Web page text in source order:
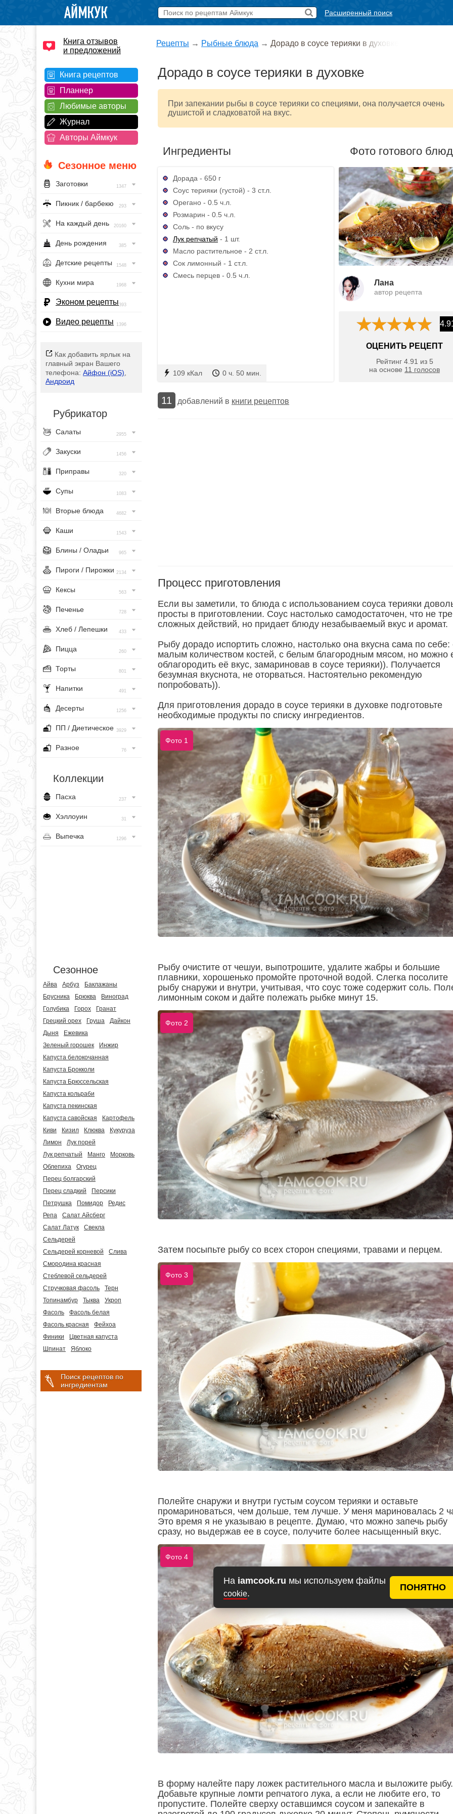
На iamcook.ru мы используем файлы
cookie.
ПОНЯТНО
Расширенный поиск
Книга отзывов
и предложений
Книга рецептов
Планнер
Любимые авторы
Журнал
Авторы Аймкук
Сезонное меню
Заготовки 1347
Пикник / барбекю 293
На каждый день 20160
День рождения 385
Детские рецепты 1548
Кухни мира 1968
Эконом рецепты393
Видео рецепты 1396
Как добавить ярлык на
главный экран Вашего
телефона: Айфон (iOS)
Андроид
Рубрикатор
Салаты 2955
Закуски 1456
Приправы 320
Супы 1083
Вторые блюда 4682
Каши 1543
Блины / Оладьи 965
Пироги / Пирожки 2134
Кексы 563
Печенье 728
Хлеб / Лепешки 433
Пицца 260
Торты 801
Напитки 491
Десерты 1256
ПП / Диетическое 3929
Разное 76
Коллекции
Пасха 237
Хэллоуин 31
Выпечка 1296
Сезонное
Айва Арбуз
Баклажаны
Брусника
Брюква
Виноград
Голубика
Горох
Гранат
Грецкий орех
Груша
Дайкон
Дыня
Ежевика
Зеленый горошек
Инжир
Капуста белокочанная
Капуста Брокколи
Капуста Брюссельская
Капуста кольраби
Капуста пекинская
Капуста савойская
Картофель
Киви
Кизил Клюква
Кукуруза
Лимон
Лук порей
Лук репчатый
Манго
Морковь
Облепиха
Огурец
Перец болгарский
Перец сладкий
Персики
Петрушка
Помидор
Редис
Репа
Салат Айсберг
Салат Латук
Свекла
Сельдерей
Сельдерей корневой
Слива
Смородина красная
Стеблевой сельдерей
Стручковая фасоль
Терн
Топинамбур
Тыква
Укроп
Фасоль
Фасоль белая
Фасоль красная
Фейхоа
Финики
Цветная капуста
Шпинат
Яблоко
Поиск рецептов по
ингредиентам
Рецепты → Рыбные блюда → Дорадо в соусе терияки в духовке
Дорадо в соусе терияки в духовке
При запекании рыбы в соусе терияки со специями, она получается очень
душистой и сладковатой на вкус.
Ингредиенты
Дорада - 650 г
Соус терияки (густой) - 3 ст.л.
Орегано - 0.5 ч.л.
Розмарин - 0.5 ч.л.
Соль - по вкусу
Лук репчатый - 1 шт.
Масло растительное - 2 ст.л.
Сок лимонный - 1 ст.л.
Смесь перцев - 0.5 ч.л.
109 кКал 0 ч. 50 мин.
Фото готового
Лана
автор рецепта
ОЦЕНИТЬ РЕЦЕПТ
Рейтинг 4.91 из 5
на основе 11 голосов
11 добавлений в книги рецептов
Процесс приготовления
Если вы заметили, то блюда с использованием соуса терияки
просты в приготовлении. Соус настолько самодостаточен, что не
сложных действий, но придает блюду незабываемый вкус и аромат.
Рыбу дорадо испортить сложно, настолько она вкусна сама по себе:
малым количеством костей, с белым благородным мясом, но можно
облагородить её вкус, замариновав в соусе терияки)). Получается
безумная вкуснота, не оторваться. Настоятельно рекомендую
попробовать)).
Для приготовления дорадо в соусе терияки в духовке подготовьте
необходимые продукты по списку ингредиентов.
Фото 1
Рыбу очистите от чешуи, выпотрошите, удалите жабры и большие
плавники, хорошенько промойте проточной водой. Слегка посолите
рыбу снаружи и внутри, учитывая, что соус тоже содержит соль.
лимонным соком и дайте полежать рыбке минут 15.
Фото 2
Затем посыпьте рыбу со всех сторон специями, травами и перцем.
Фото 3
Полейте снаружи и внутри густым соусом терияки и оставьте
промариноваться, чем дольше, тем лучше. У меня мариновалась 2
Это время я не указываю в рецепте. Думаю, что можно запечь рыбу
сразу, но выдержав ее в соусе, получите более насыщенный вкус.
Фото 4
В форму налейте пару ложек растительного масла и выложите рыбу.
Добавьте крупные ломти репчатого лука, а если не любите его, то
пропустите. Полейте сверху оставшимся соусом и запекайте в